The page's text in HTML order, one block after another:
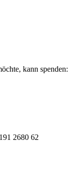
kann spenden:
2680 62